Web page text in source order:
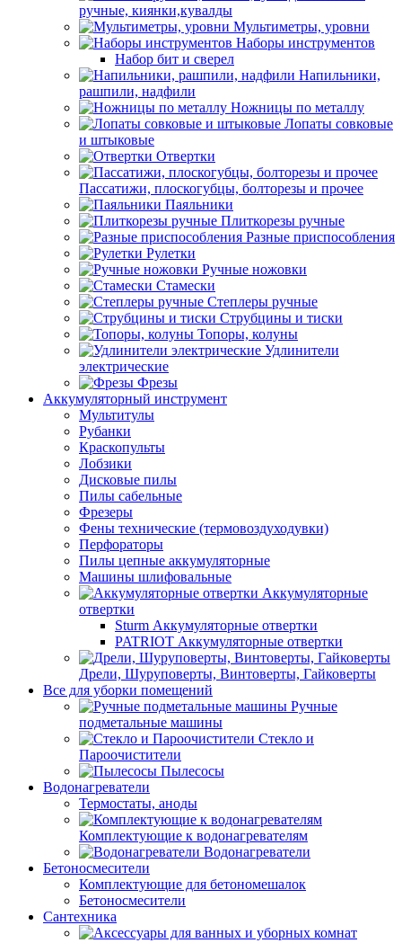
ручные, киянки,кувалды
Мультиметры, уровни
Наборы инструментов
Набор бит и сверел
Напильники,
рашпили, надфили
Ножницы по металлу
Лопаты совковые
и штыковые
Отвертки
Пассатижи, плоскогубцы, болторезы и прочее
Паяльники
Плиткорезы ручные
Разные приспособления
Рулетки
Ручные ножовки
Стамески
Степлеры ручные
Струбцины и тиски
Топоры, колуны
Удлинители
электрические
Фрезы
Аккумуляторный инструмент
Мультитулы
Рубанки
Краскопульты
Лобзики
Дисковые пилы
Пилы сабельные
Фрезеры
Фены технические (термовоздуходувки)
Перфораторы
Пилы цепные аккумуляторные
Машины шлифовальные
Аккумуляторные
отвертки
Sturm Аккумуляторные отвертки
PATRIOT Аккумуляторные отвертки
Дрели, Шуруповерты, Винтоверты, Гайковерты
Все для уборки помещений
Ручные
подметальные машины
Стекло и
Пароочистители
Пылесосы
Водонагреватели
Термостаты, аноды
Комплектующие к водонагревателям
Водонагреватели
Бетоносмесители
Комплектующие для бетономешалок
Бетоносмесители
Сантехника